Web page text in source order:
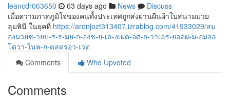
leancdr063650 63 days ago News
Discuss
เมื่อความภาคภูมิใจของคนทั้งประเทศถูกส่งผ่านผืนผ้าใบสนามมวย
ลุมพินี ในยุคที่ https://aronjozt313407.izrablog.com/41933029/สม
องมวยซ-ายบ-ร-ร-มย-ก-องช-ย-เล-งเผด-จศ-ก-วาเลร-ยอดฝ-ม-อมอล
โดวา-ในพ-ก-ดสตรอว-เวต
Comments
Who Upvoted
Comments